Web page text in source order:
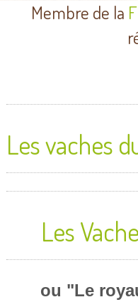
Membre de la
Les vaches
Les
ou "Le